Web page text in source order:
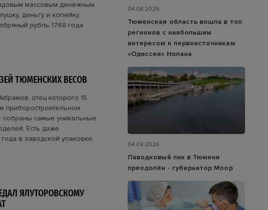
массовым денежным
деньгу и копейку.
рубль 1768 года.
ТЮМЕНСКИХ ВЕСОВ
отец которого 15
приборостроительном
самые уникальные
Есть даже
в заводской упаковке.
ЯЛУТОРОВСКОМУ
04.08.2026
Тюменская область вошла в топ
регионов с наибольшим
интересом к первоисточникам
«Одиссеи» Нолана
04.08.2026
Паводковый пик в Тюмени
преодолён - губернатор Моор